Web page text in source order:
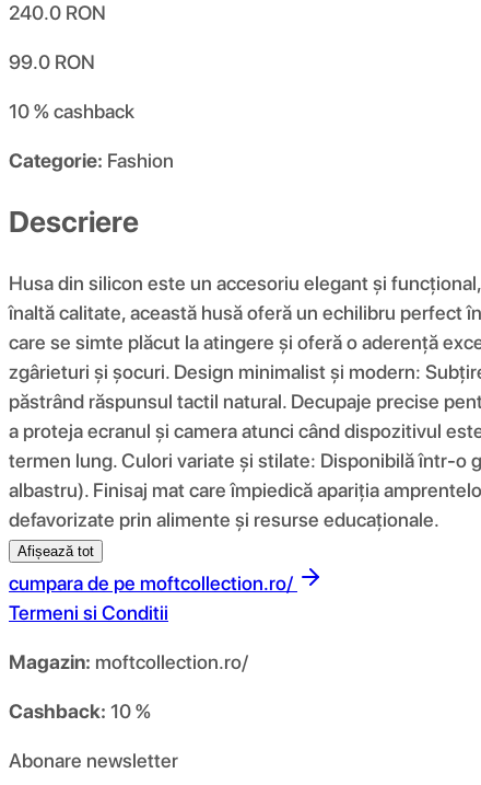
240.0 RON
99.0 RON
10 %cashback
Categorie: Fashion
Descriere
Husa din silicon este un accesoriu elegant și
înaltă calitate, această husă oferă un echilibru perfect
care se simte plăcut la atingere și oferă o aderență
zgârieturi și șocuri. Design minimalist și modern:
păstrând răspunsul tactil natural. Decupaje precise
a proteja ecranul și camera atunci când dispozitivul
termen lung. Culori variate și stilate: Disponibilă într-o
albastru). Finisaj mat care împiedică apariția
defavorizate prin alimente și resurse educaționale.
Afișează tot
cumpara de pe moftcollection.ro/
Termeni si Conditii
Magazin: moftcollection.ro/
Cashback: 10 %
Abonare newsletter